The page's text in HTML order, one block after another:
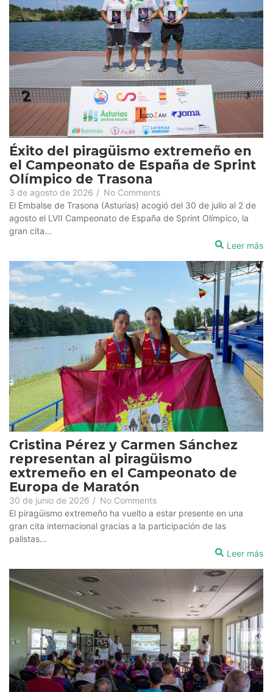
Éxito del piragüismo extremeño en
el Campeonato de España de Sprint
Olímpico de Trasona
3 de agosto de 2026 / No Comments
El Embalse de Trasona (Asturias) acogió del 30 de julio al 2 de
agosto el LVII Campeonato de España de Sprint Olímpico, la
gran cita...
Leer más
Cristina Pérez y Carmen Sánchez
representan al piragüismo
extremeño en el Campeonato de
Europa de Maratón
30 de junio de 2026 / No Comments
El piragüismo extremeño ha vuelto a estar presente en una
gran cita internacional gracias a la participación de las
palistas...
Leer más